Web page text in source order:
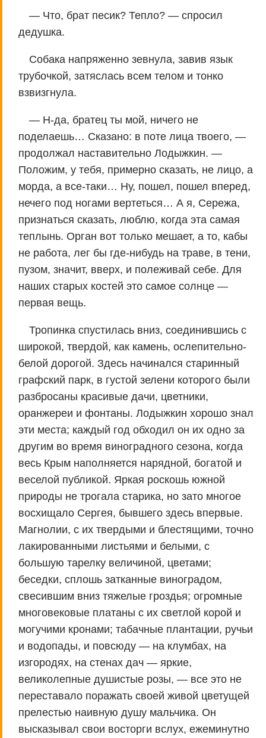
— Что, брат песик? Тепло? — спросил
дедушка.
Собака напряженно зевнула, завив язык
трубочкой, затяслась всем телом и тонко
взвизгнула.
— Н-да, братец ты мой, ничего не
поделаешь… Сказано: в поте лица твоего, —
продолжал наставительно Лодыжкин. —
Положим, у тебя, примерно сказать, не лицо, а
морда, а все-таки… Ну, пошел, пошел вперед,
нечего под ногами вертеться… А я, Сережа,
признаться сказать, люблю, когда эта самая
теплынь. Орган вот только мешает, а то, кабы
не работа, лег бы где-нибудь на траве, в тени,
пузом, значит, вверх, и полеживай себе. Для
наших старых костей это самое солнце —
первая вещь.
Тропинка спустилась вниз, соединившись с
широкой, твердой, как камень, ослепительно-
белой дорогой. Здесь начинался старинный
графский парк, в густой зелени которого были
разбросаны красивые дачи, цветники,
оранжереи и фонтаны. Лодыжкин хорошо знал
эти места; каждый год обходил он их одно за
другим во время виноградного сезона, когда
весь Крым наполняется нарядной, богатой и
веселой публикой. Яркая роскошь южной
природы не трогала старика, но зато многое
восхищало Сергея, бывшего здесь впервые.
Магнолии, с их твердыми и блестящими, точно
лакированными листьями и белыми, с
большую тарелку величиной, цветами;
беседки, сплошь затканные виноградом,
свесившим вниз тяжелые гроздья; огромные
многовековые платаны с их светлой корой и
могучими кронами; табачные плантации, ручьи
и водопады, и повсюду — на клумбах, на
изгородях, на стенах дач — яркие,
великолепные душистые розы, — все это не
переставало поражать своей живой цветущей
прелестью наивную душу мальчика. Он
высказывал свои восторги вслух, ежеминутно